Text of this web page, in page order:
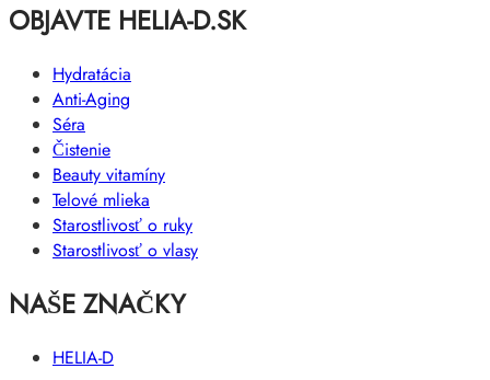
OBJAVTE HELIA-D.SK
Hydratácia
Anti-Aging
Séra
Čistenie
Beauty vitamíny
Telové mlieka
Starostlivosť o ruky
Starostlivosť o vlasy
NAŠE ZNAČKY
HELIA-D